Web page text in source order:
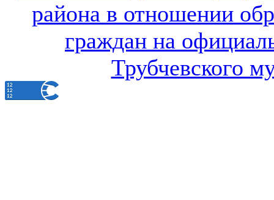
района в отношении
граждан на
Трубчевского